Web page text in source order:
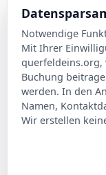
Planung
Events nach Stadt
Suche
Kontakt
Über Querfeldeins
Rechtliches
Impressum
Notwendige
Mit Ihrer
querfeldeins.org,
Buchung
werden. In den
Namen,
Wir erstellen